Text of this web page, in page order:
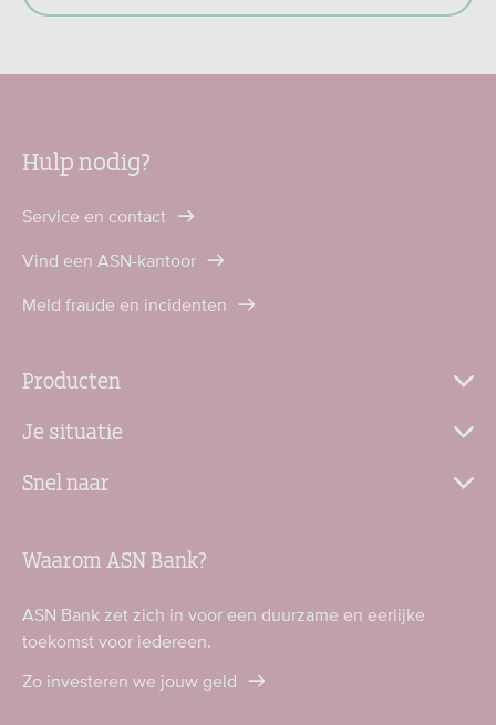
Hulp nodig?
Service en contact
Vind een ASN-kantoor
Meld fraude en incidenten
Producten
Je situatie
Snel naar
Waarom ASN Bank?
ASN Bank zet zich in voor een duurzame en eerlijke
toekomst voor iedereen.
Zo investeren we jouw geld